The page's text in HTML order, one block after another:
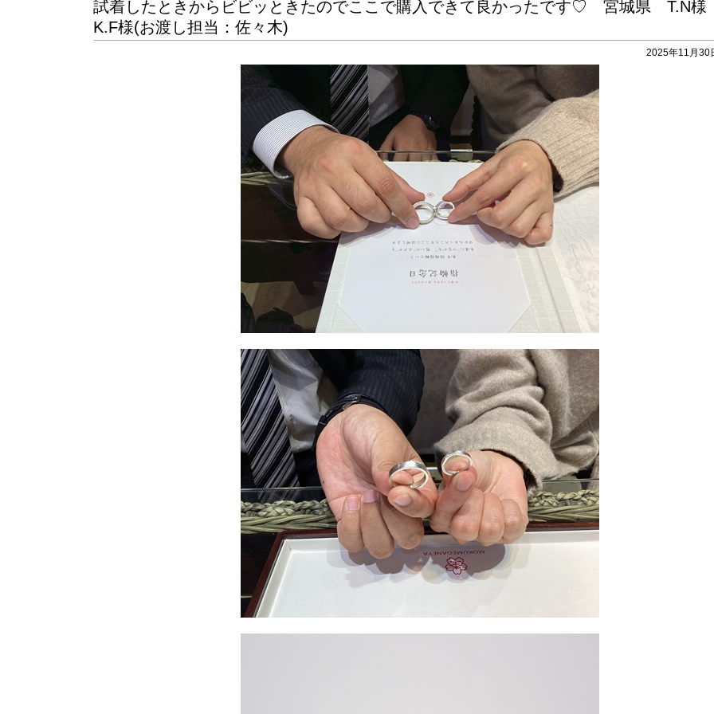
試着したときからビビッときたのでここで購入できて良かったです♡ 宮城県 T.N様
K.F様(お渡し担当：佐々木)
2025年11月30